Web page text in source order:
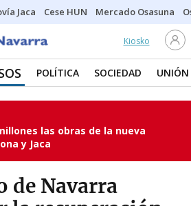
Jaca Cese HUN Mercado Osasuna
Kiosko
POLÍTICA SOCIEDAD UNIÓN
las obras de la nueva
y Jaca
de Navarra